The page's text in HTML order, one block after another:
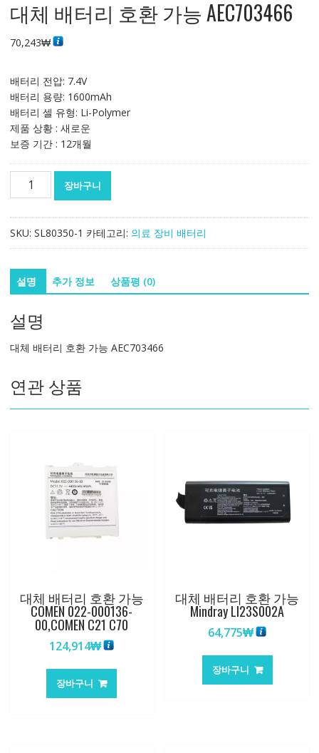
대체 배터리 호환 가능 AEC703466
70,243₩
배터리 전압: 7.4V
배터리 용량: 1600mAh
배터리 셀 유형: Li-Polymer
제품 상황 : 새로운
보증 기간 : 12개월
리
환
가
AEC703466
량
장바구니
SKU: SL80350-1 카테고리: 의료 장비 배터리
설명 추가 정보 상품평 (0)
설명
대체 배터리 호환 가능 AEC703466
연관 상품
대체 배터리 호환 가능
COMEN 022-000136-
00,COMEN C21 C70
124,914₩
장바구니
대체 배터리 호환 가능
Mindray LI23S002A
64,775₩
장바구니